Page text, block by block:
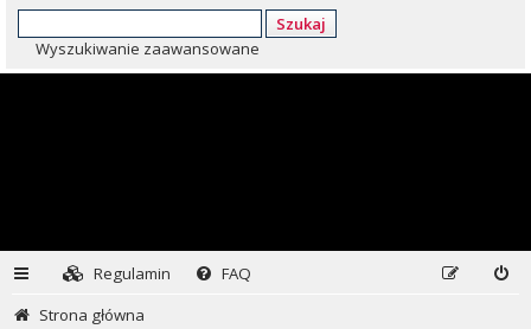
Szukaj
Wyszukiwanie zaawansowane
Regulamin
FAQ
Strona główna